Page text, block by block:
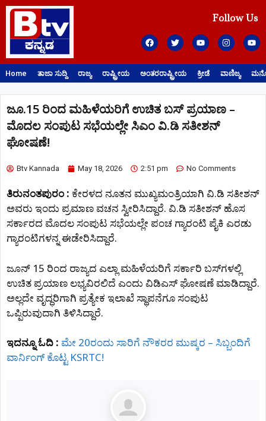
Follow Us
Home ತಾಜಾ ಸುದ್ದಿ ರಾಜ್ಯ ರಾಷ್ಟ್ರೀಯ ಅಂತರರಾಷ್ಟ್ರೀಯ ಕ್ರೀಡೆ ವಾಣಿಜ್ಯ
ಜೂ.15 ರಿಂದ ಮಹಿಳೆಯರಿಗೆ ಉಚಿತ ಬಸ್ ಪ್ರಯಾಣ –
ಮೊದಲ ಸಂಪುಟ ಸಭೆಯಲ್ಲೇ ಸಿಎಂ ವಿ.ಡಿ ಸತೀಶನ್‌
ಘೋಷಣೆ!
Btv Kannada May 18, 2026 2:51 pm No Comments
ತಿರುನಂತಪುರಂ : ಕೇರಳದ ನೂತನ ಮುಖ್ಯಮಂತ್ರಿಯಾಗಿ ವಿ.ಡಿ ಸತೀಶನ್‌
ಅವರು ಇಂದು ಪ್ರಮಾಣ ವಚನ ಸ್ವೀರಿಸಿದ್ದಾರೆ. ವಿ.ಡಿ ಸತೀಶನ್‌ ಹೊಸ
ಸರ್ಕಾರದ ಮೊದಲ ಸಂಪುಟ ಸಭೆಯಲ್ಲೇ ಪಂಚ ಗ್ಯಾರಂಟಿ ಪೈಕಿ ಎರಡು
ಗ್ಯಾರಂಟಿಗಳನ್ನ ಈಡೇರಿಸಿದ್ದಾರೆ.
ಜೂನ್‌ 15 ರಿಂದ ರಾಜ್ಯದ ಎಲ್ಲಾ ಮಹಿಳೆಯರಿಗೆ ಸರ್ಕಾರಿ ಬಸ್‌ಗಳಲ್ಲಿ
ಉಚಿತ ಪ್ರಯಾಣ ಲಭ್ಯವಿರಲಿದೆ ಎಂದು ವಿಡಿಎಸ್‌ ಘೋಷಣೆ ಮಾಡಿದ್ದಾರೆ.
ಅಲ್ಲದೇ ವೃದ್ಧರಿಗಾಗಿ ಪ್ರತ್ಯೇಕ ಇಲಾಖೆ ಸ್ಥಾಪನೆಗೂ ಸಂಪುಟ
ಒಪ್ಪಿರುವುದಾಗಿ ತಿಳಿಸಿದ್ದಾರೆ.
ಇದನ್ನೂ ಓದಿ : ಮೇ 20ರಂದು ಸಾರಿಗೆ ನೌಕರರ ಮುಷ್ಕರ – ಸಿಬ್ಬಂದಿಗೆ
ವಾರ್ನಿಂಗ್ ಕೊಟ್ಟ KSRTC!